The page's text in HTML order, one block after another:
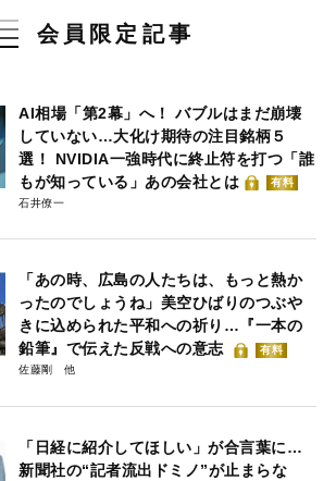
会員限定記事
AI相場「第2幕」へ！ バブルはまだ崩壊
していない…大化け期待の注目銘柄５
選！ NVIDIA一強時代に終止符を打つ「誰
もが知っている」あの会社とは
有料
石井僚一
「あの時、広島の人たちは、もっと熱か
ったのでしょうね」美空ひばりのつぶや
きに込められた平和への祈り…『一本の
鉛筆』で伝えた反戦への意志
有料
佐藤剛
「日経に紹介してほしい」が合言葉に…
新聞社の“記者流出ドミノ”が止まらな